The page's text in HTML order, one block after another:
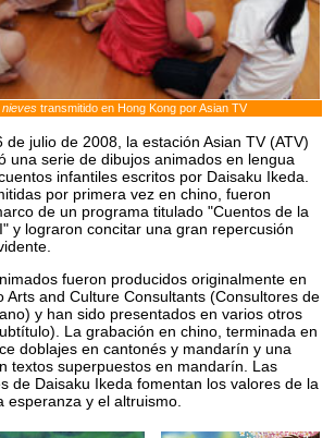
nieves transmitido en Hong Kong por Asian TV
de julio de 2008, la estación Asian TV (ATV)
una serie de dibujos animados en lengua
infantiles escritos por Daisaku Ikeda.
por primera vez en chino, fueron
de un programa titulado "Cuentos de la
y lograron concitar una gran repercusión
fueron producidos originalmente en
Arts and Culture Consultants (Consultores de
y han sido presentados en varios otros
La grabación en chino, terminada en
doblajes en cantonés y mandarín y una
textos superpuestos en mandarín. Las
de Daisaku Ikeda fomentan los valores de la
esperanza y el altruismo.